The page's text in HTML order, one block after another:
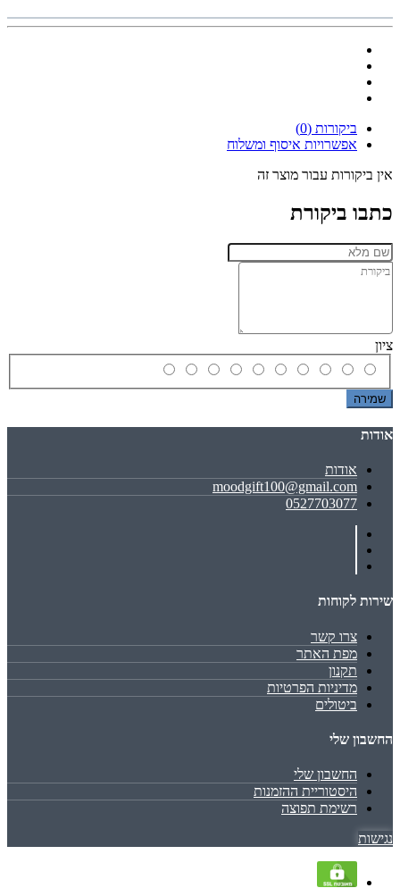
ביקורות (0)
אפשרויות איסוף ומשלוח
אין ביקורות עבור מוצר זה
כתבו ביקורת
ציון
שמירה
אודות
אודות
moodgift100@gmail.com
0527703077
שירות לקוחות
צרו קשר
מפת האתר
תקנון
מדיניות הפרטיות
ביטולים
החשבון שלי
החשבון שלי
היסטוריית ההזמנות
רשימת תפוצה
נגישות